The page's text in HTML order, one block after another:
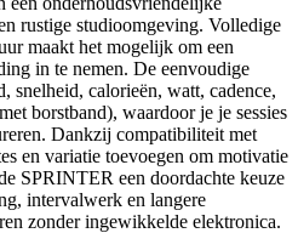
rustige studioomgeving. Volledige
maakt het mogelijk om een
in te nemen. De eenvoudige
snelheid, calorieën, watt, cadence,
borstband), waardoor je je sessies
Dankzij compatibiliteit met
en variatie toevoegen om motivatie
SPRINTER een doordachte keuze
intervalwerk en langere
zonder ingewikkelde elektronica.